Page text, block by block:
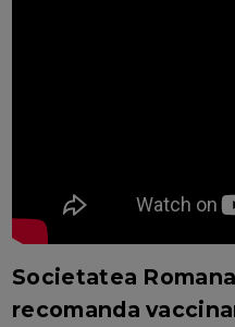
Societatea
recomanda